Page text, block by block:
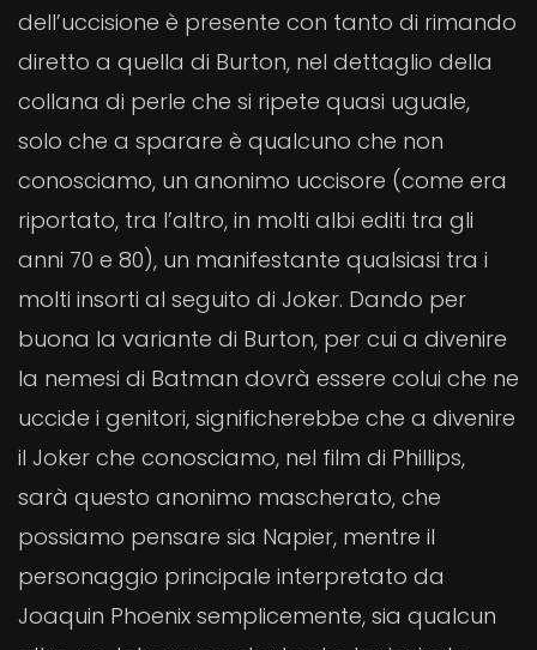
dell’uccisione è presente con tanto di rimando
diretto a quella di Burton, nel dettaglio della
collana di perle che si ripete quasi uguale,
solo che a sparare è qualcuno che non
conosciamo, un anonimo uccisore (come era
riportato, tra l’altro, in molti albi editi tra gli
anni 70 e 80), un manifestante qualsiasi tra i
molti insorti al seguito di Joker. Dando per
buona la variante di Burton, per cui a divenire
la nemesi di Batman dovrà essere colui che ne
uccide i genitori, significherebbe che a divenire
il Joker che conosciamo, nel film di Phillips,
sarà questo anonimo mascherato, che
possiamo pensare sia Napier, mentre il
personaggio principale interpretato da
Joaquin Phoenix semplicemente, sia qualcun